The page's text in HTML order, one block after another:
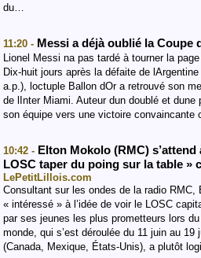
du…
11:20 - Messi a déjà oublié la Coupe
Lionel Messi na pas tardé à tourner la
Dix-huit jours après la défaite de
a.p.), loctuple Ballon dOr a retrouvé son
de lInter Miami. Auteur dun doublé et
son équipe vers une victoire convaincante
10:42 - Elton Mokolo (RMC)
LOSC taper du poing sur la table »
LePetitLillois.com
Consultant sur les ondes de la radio RMC,
« intéressé » à l’idée de voir le LOSC
par ses jeunes les plus prometteurs lors
monde, qui s’est déroulée du 11 juin au
(Canada, Mexique, États-Unis), a plutôt